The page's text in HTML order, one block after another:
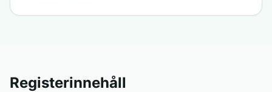
Registerinnehåll